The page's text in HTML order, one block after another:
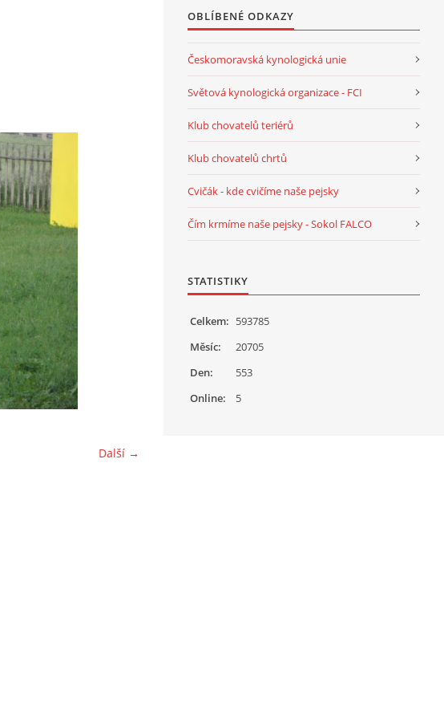
Další →
OBLÍBENÉ ODKAZY
Českomoravská kynologická unie
Světová kynologická organizace - FCI
Klub chovatelů teriérů
Klub chovatelů chrtů
Cvičák - kde cvičíme naše pejsky
Čím krmíme naše pejsky - Sokol FALCO
STATISTIKY
Online: 5
Celkem: 593785
Měsíc:
20705
Den:
553